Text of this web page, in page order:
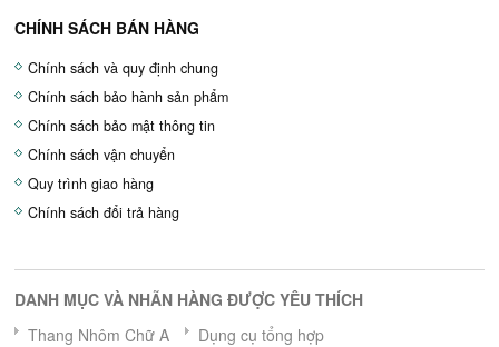
CHÍNH SÁCH BÁN HÀNG
Chính sách và quy định chung
Chính sách bảo hành sản phẩm
Chính sách bảo mật thông tin
Chính sách vận chuyển
Quy trình giao hàng
Chính sách đổi trả hàng
DANH MỤC VÀ NHÃN HÀNG ĐƯỢC YÊU THÍCH
Thang Nhôm Chữ A
Dụng cụ tổng hợp